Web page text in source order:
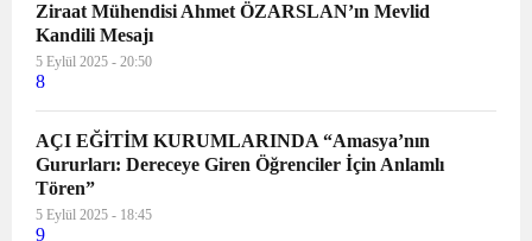
Ziraat Mühendisi Ahmet ÖZARSLAN’ın Mevlid
Kandili Mesajı
5 Eylül 2025 - 20:50
8
AÇI EĞİTİM KURUMLARINDA “Amasya’nın
Gururları: Dereceye Giren Öğrenciler İçin Anlamlı
Tören”
5 Eylül 2025 - 18:45
9